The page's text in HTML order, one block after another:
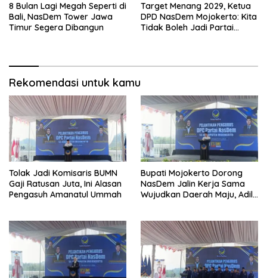
8 Bulan Lagi Megah Seperti di
Bali, NasDem Tower Jawa
Timur Segera Dibangun
Target Menang 2029, Ketua
DPD NasDem Mojokerto: Kita
Tidak Boleh Jadi Partai
Rekomendasi untuk kamu
Tolak Jadi Komisaris BUMN
Gaji Ratusan Juta, Ini Alasan
Pengasuh Amanatul Ummah
Bupati Mojokerto Dorong
NasDem Jalin Kerja Sama
Wujudkan Daerah Maju, Adil,